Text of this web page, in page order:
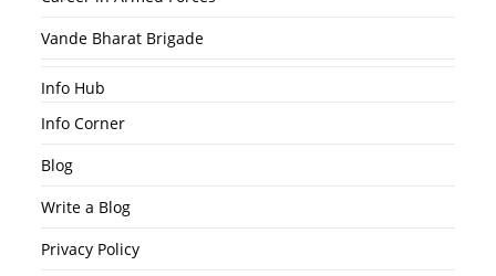
Vande Bharat Brigade
Info Hub
Info Corner
Blog
Write a Blog
Privacy Policy